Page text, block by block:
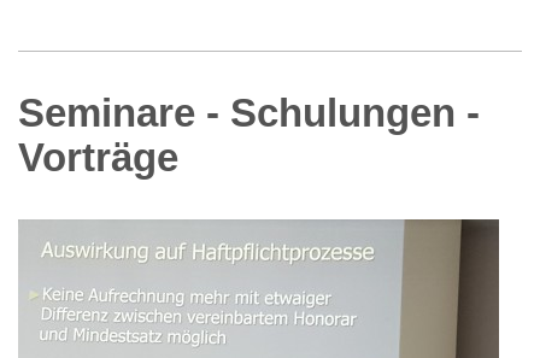
Seminare - Schulungen -
Vorträge